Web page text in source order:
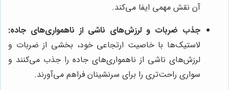
آن نقش مهمی ایفا می‌کند.
جذب ضربات و لرزش‌های ناشی از ناهمواری‌های جاده:
لاستیک‌ها با خاصیت ارتجاعی خود، بخشی از ضربات و
لرزش‌های ناشی از ناهمواری‌های جاده را جذب می‌کنند و
سواری راحت‌تری را برای سرنشینان فراهم می‌آورند.